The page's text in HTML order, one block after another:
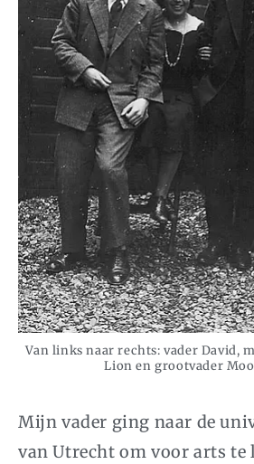
Van links naar rechts: vader David,
Lion en grootvader
Mijn vader ging naar de
van Utrecht om voor arts te